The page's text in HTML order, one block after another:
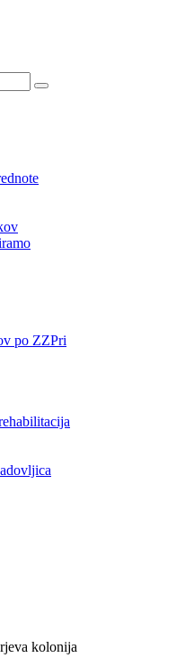
po ZZPri
kolonija